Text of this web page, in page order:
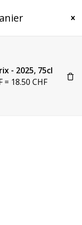
- 2025, 75cl
= 18.50 CHF